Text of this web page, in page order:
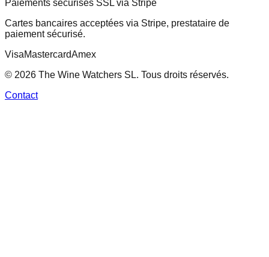
Paiements sécurisés SSL via Stripe
Cartes bancaires acceptées via Stripe, prestataire de
paiement sécurisé.
VisaMastercardAmex
© 2026 The Wine Watchers SL. Tous droits réservés.
Contact